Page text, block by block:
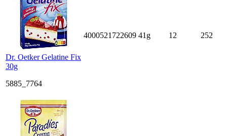
Dr. Oetker Gelatine Fix
30g
5885_7764
4000521722609 41g 12 252